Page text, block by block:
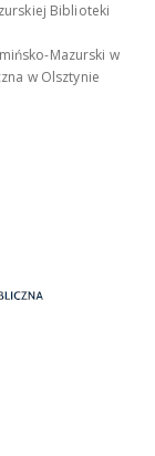
Biblioteki
Mazurski w
w Olsztynie